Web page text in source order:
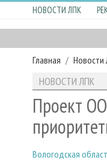
НОВОСТИ ЛПК
Главная Новости
НОВОСТИ ЛПК
Проект
Вологодская